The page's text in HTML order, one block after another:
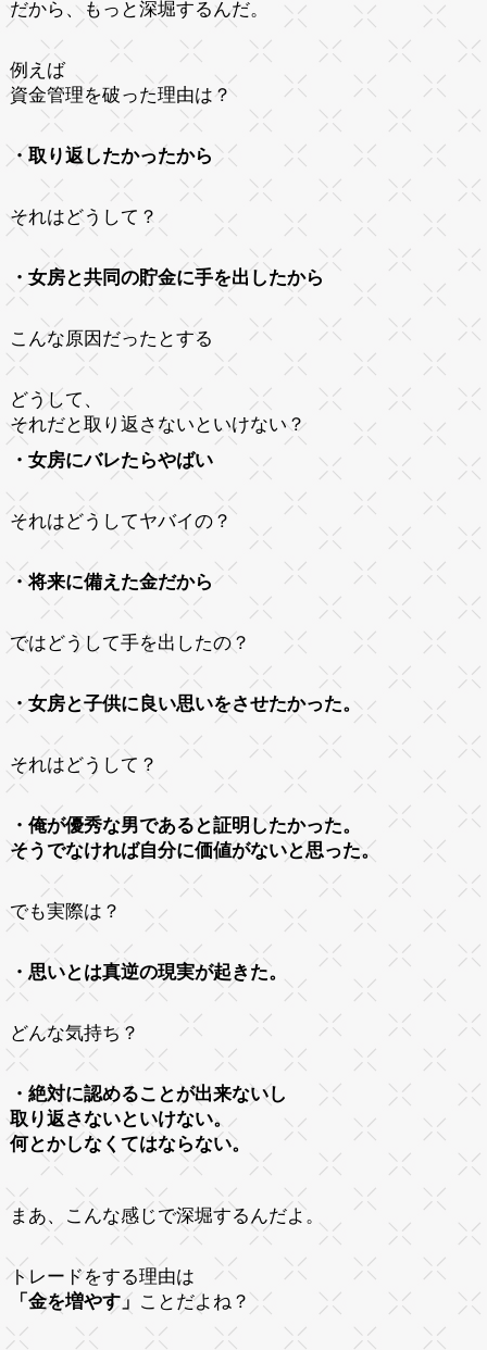
だから、もっと深堀するんだ。
例えば
資金管理を破った理由は？
・取り返したかったから
それはどうして？
・女房と共同の貯金に手を出したから
こんな原因だったとする
どうして、
それだと取り返さないといけない？
・女房にバレたらやばい
それはどうしてヤバイの？
・将来に備えた金だから
ではどうして手を出したの？
・女房と子供に良い思いをさせたかった。
それはどうして？
・俺が優秀な男であると証明したかった。
そうでなければ自分に価値がないと思った。
でも実際は？
・思いとは真逆の現実が起きた。
どんな気持ち？
・絶対に認めることが出来ないし
取り返さないといけない。
何とかしなくてはならない。
まあ、こんな感じで深堀するんだよ。
トレードをする理由は
「金を増やす」 ことだよね？